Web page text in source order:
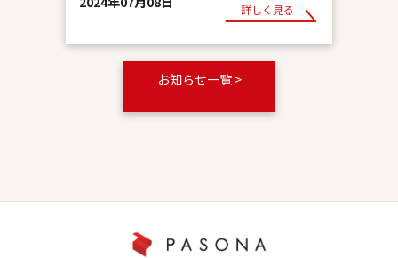
詳しく見る
お知らせ一覧 >